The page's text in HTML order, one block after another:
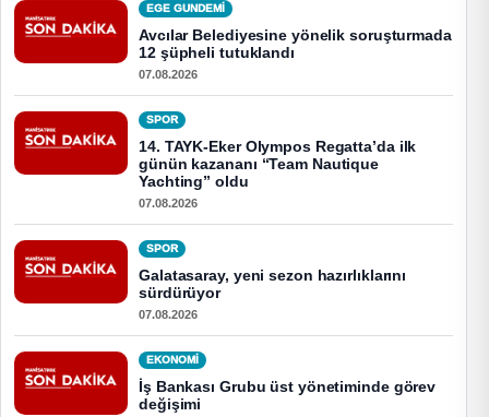
EGE GUNDEMİ
Avcılar Belediyesine yönelik soruşturmada
12 şüpheli tutuklandı
07.08.2026
SPOR
14. TAYK-Eker Olympos Regatta’da ilk
günün kazananı “Team Nautique
Yachting” oldu
07.08.2026
SPOR
Galatasaray, yeni sezon hazırlıklarını
sürdürüyor
07.08.2026
EKONOMI
İş Bankası Grubu üst yönetiminde görev
değişimi